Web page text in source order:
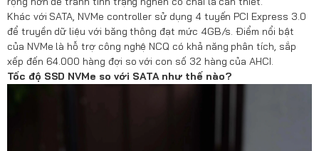
Khác với SATA, NVMe controller sử dụng 4 tuyến PCI Express 3.0
để truyền dữ liệu với băng thông đạt mức 4GB/s. Điểm nổi bật
của NVMe là hỗ trợ công nghệ NCQ có khả năng phân tích, sắp
xếp đến 64.000 hàng đợi so với con số 32 hàng của AHCI.
Tốc độ SSD NVMe so với SATA như thế nào?